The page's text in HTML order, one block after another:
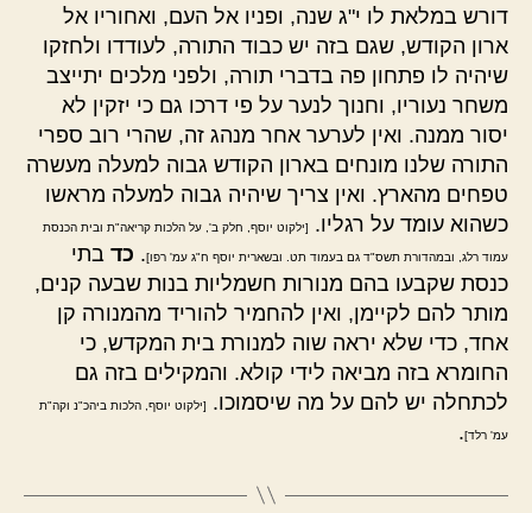
דורש במלאת לו י"ג שנה, ופניו אל העם, ואחוריו אל
ארון הקודש, שגם בזה יש כבוד התורה, לעודדו ולחזקו
שיהיה לו פתחון פה בדברי תורה, ולפני מלכים יתייצב
משחר נעוריו, וחנוך לנער על פי דרכו גם כי יזקין לא
יסור ממנה. ואין לערער אחר מנהג זה, שהרי רוב ספרי
התורה שלנו מונחים בארון הקודש גבוה למעלה מעשרה
טפחים מהארץ. ואין צריך שיהיה גבוה למעלה מראשו
כשהוא עומד על רגליו.
[ילקוט יוסף, חלק ב', על הלכות קריאה"ת ובית הכנסת
עמוד רלג, ובמהדורת תשס"ד גם בעמוד תט. ובשארית יוסף ח"ג עמ' רפו]. כד בתי
כנסת שקבעו בהם מנורות חשמליות בנות שבעה קנים,
מותר להם לקיימן, ואין להחמיר להוריד מהמנורה קן
אחד, כדי שלא יראה שוה למנורת בית המקדש, כי
החומרא בזה מביאה לידי קולא. והמקילים בזה גם
לכתחלה יש להם על מה שיסמוכו.
[ילקוט יוסף, הלכות ביהכ"נ וקה"ת
עמ' רלד].